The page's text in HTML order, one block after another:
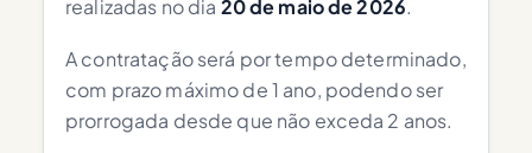
realizadas no dia 20 de maio de 2026.
A contratação será por tempo determinado,
com prazo máximo de 1 ano, podendo ser
prorrogada desde que não exceda 2 anos.